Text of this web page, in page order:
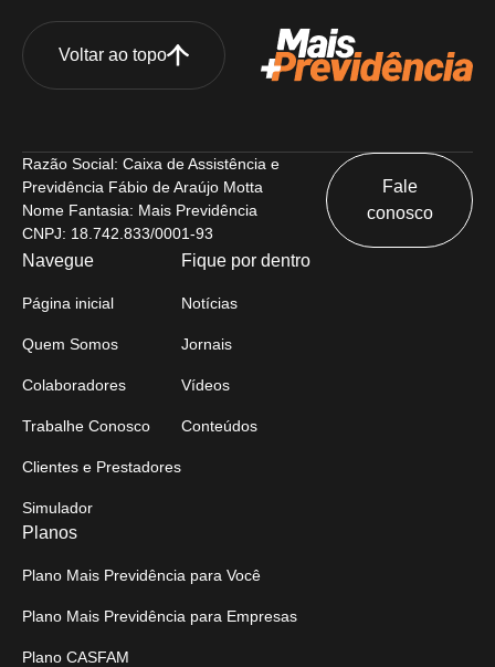
Voltar ao topo
Razão Social: Caixa de Assistência e
Previdência Fábio de Araújo Motta
Nome Fantasia: Mais Previdência
CNPJ: 18.742.833/0001-93
Fale
conosco
Navegue
Página inicial
Quem Somos
Colaboradores
Trabalhe Conosco
Clientes e Prestadores
Simulador
Fique por dentro
Notícias
Jornais
Vídeos
Conteúdos
Planos
Plano Mais Previdência para Você
Plano Mais Previdência para Empresas
Plano CASFAM